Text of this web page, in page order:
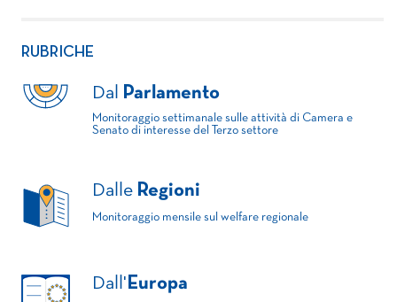
RUBRICHE
Dal Parlamento
Monitoraggio settimanale sulle attività di Camera e
Senato di interesse del Terzo settore
Dalle Regioni
Monitoraggio mensile sul welfare regionale
Dall' Europa